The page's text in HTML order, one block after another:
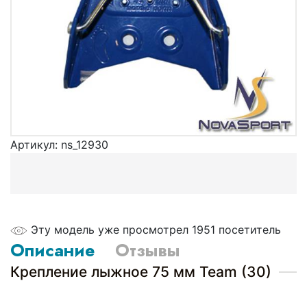
Артикул: ns_12930
Эту модель уже просмотрел 1951 посетитель
Описание Отзывы
Крепление лыжное 75 мм Team (30)